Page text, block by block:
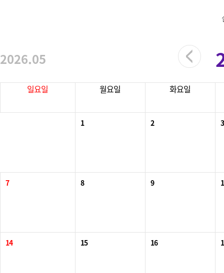
2026.05
일요일 월요일 화요일
1 2 3
7 8 9
14 15 16